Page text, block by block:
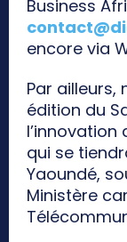
Business
encore via
Par ailleurs,
édition du
l’innovation
qui se
Yaoundé,
Ministère